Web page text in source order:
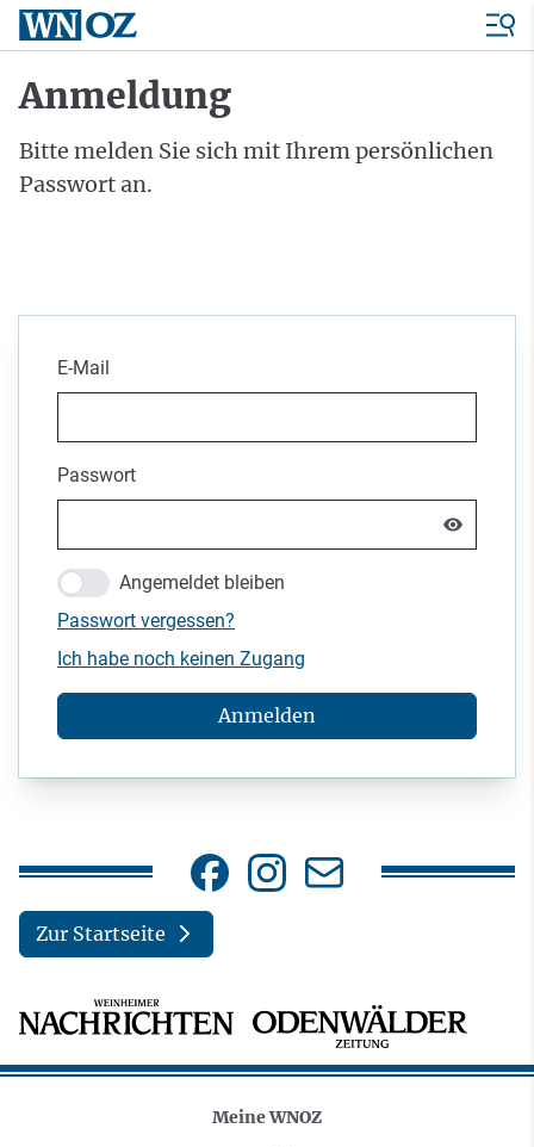
Anmeldung
Bitte melden Sie sich mit Ihrem persönlichen
Passwort an.
E-Mail
Passwort
Angemeldet bleiben
Passwort vergessen?
Ich habe noch keinen Zugang
Anmelden
Zur Startseite
Meine WNOZ